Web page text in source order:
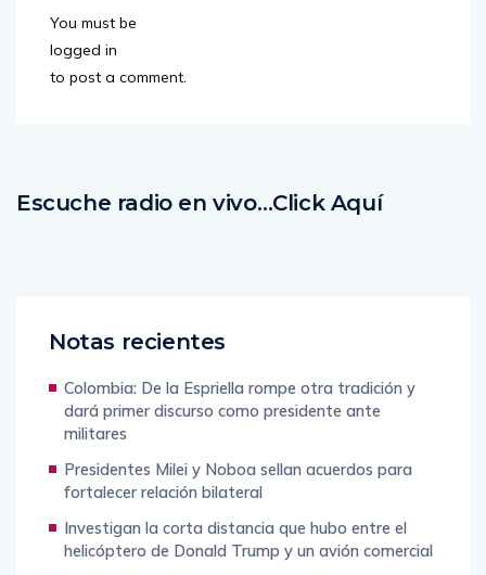
You must be
logged in
to post a comment.
Escuche radio en vivo…Click Aquí
Notas recientes
Colombia: De la Espriella rompe otra tradición y
dará primer discurso como presidente ante
militares
Presidentes Milei y Noboa sellan acuerdos para
fortalecer relación bilateral
Investigan la corta distancia que hubo entre el
helicóptero de Donald Trump y un avión comercial